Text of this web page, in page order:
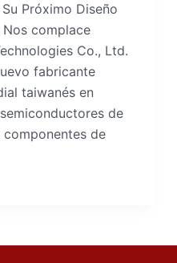
Próximo Diseño
complace
Co., Ltd.
fabricante
taiwanés en
de
de